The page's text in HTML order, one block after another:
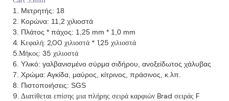
1. Μετρητής: 18
2. Κορώνα: 11,2 χιλιοστά
3. Πλάτος * πάχος: 1,25 mm * 1,0 mm
4. Κεφαλή: 2,00 χιλιοστά * 1,25 χιλιοστά
5.Μήκος: 35 χιλιοστά
6. Υλικό: γαλβανισμένο σύρμα σιδήρου, ανοξείδωτος χάλυβας
7. Χρώμα: Αγκίδα, μαύρος, κίτρινος, πράσινος, κ.λπ.
8. Πιστοποιήσεις: SGS
9. Διατίθεται επίσης μια πλήρης σειρά καρφιών Brad σειράς F